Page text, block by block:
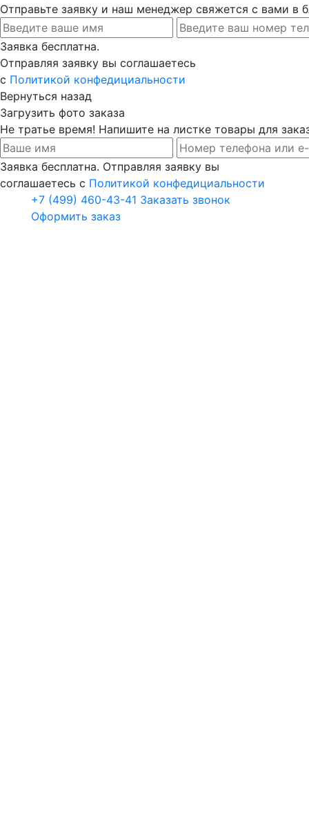
Отправьте заявку и наш менеджер свяжется с вами в
Заявка бесплатна.
Отправляя заявку вы соглашаетесь
с Политикой конфедициальности
Вернуться назад
Загрузить фото заказа
Не тратье время! Напишите на листке товары для
Заявка бесплатна. Отправляя заявку вы
соглашаетесь с Политикой конфедициальности
+7 (499) 460-43-41 Заказать звонок
Оформить заказ